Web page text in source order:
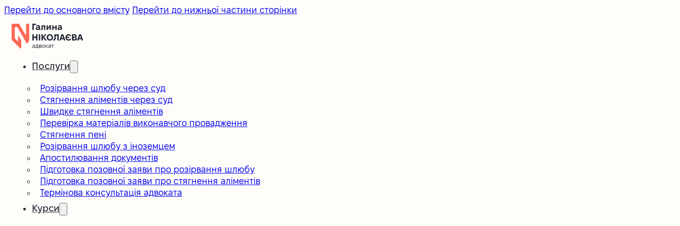
Перейти до основного вмісту Перейти до нижньої частини сторінки
Послуги
Розірвання шлюбу через суд
Стягнення аліментів через суд
Швидке стягнення аліментів
Перевірка матеріалів виконавчого провадження
Стягнення пені
Розірвання шлюбу з іноземцем
Апостилювання документів
Підготовка позовної заяви про розірвання шлюбу
Підготовка позовної заяви про стягнення аліментів
Термінова консультація адвоката
Курси